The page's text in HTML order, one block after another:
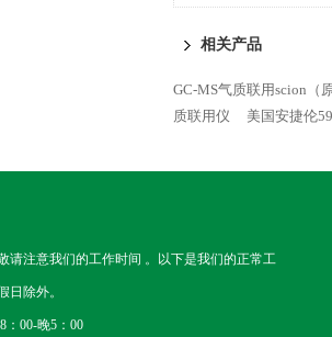
相关产品
GC-MS气质联用scion（
质联用仪
美国安捷伦
请注意我们的工作时间 。以下是我们的正常工
日除外。
：00-晚5：00